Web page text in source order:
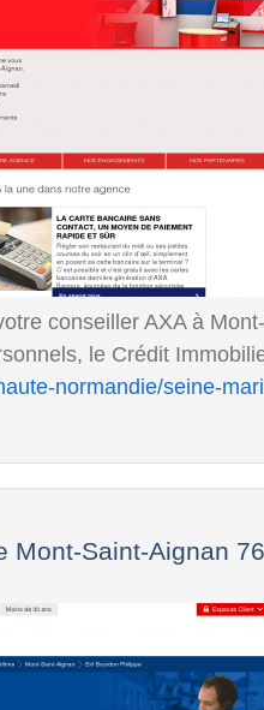
conseiller AXA à
le Crédit
normandie/seine-
Mont-Saint-Aignan